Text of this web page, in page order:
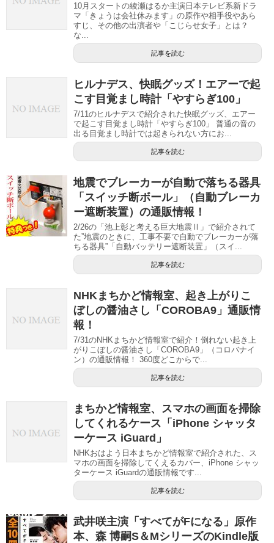
10月スタートの綾瀬はるか主演日本テレビ系新ドラ
マ「きょうは会社休みます」の原作や相手役やあら
すじ、その他の出演者や「こじらせ女子」とは？
な...
記事を読む
ヒルナデス、快眠グッズ！エアーで起
こす目覚まし時計「やすらぎ100」
7/11のヒルナデスで紹介された快眠グッズ、エアー
で起こす目覚まし時計「やすらぎ100」 普通の音の
出る目覚まし時計では起きられない方にお...
記事を読む
地震でブレーカーが自動で落ちる器具
「スイッチ断ボール」（自動ブレーカ
ー遮断装置）の通販情報！
2/26の「池上彰と考える巨大地震Ⅱ」で紹介されて
た”地震のときに、工事不要で自動でブレーカーが落
ちる器具”「自動バッテリー遮断装置」（スイ...
記事を読む
NHKまちかど情報室、起き上がりこ
ぼしの醤油さし「COROBA9」通販情
報！
7/31のNHKまちかど情報室で紹介！倒れない起き上
がりこぼしの醤油さし「COROBA9」（コロバナイ
ン）の通販情報！ 360度どこからで...
記事を読む
まちかど情報室、スマホの画面を掃除
してくれるケース「iPhone シャッタ
ーケース iGuard」
NHKおはよう日本まちかど情報室で紹介された、ス
マホの画面を掃除してくえるカバー、iPhone シャッ
ターケース iGuardの通販情報です...
記事を読む
武井咲主演「すべてがFになる」原作
本、森 博嗣S＆MシリーズのKindle版